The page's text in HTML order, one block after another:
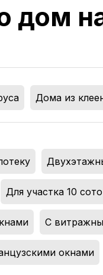
дом
Дома из
Для участка 10
С
окнами